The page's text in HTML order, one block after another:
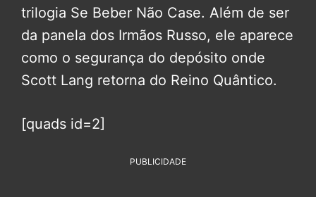
trilogia Se Beber Não Case. Além de ser
da panela dos Irmãos Russo, ele aparece
como o segurança do depósito onde
Scott Lang retorna do Reino Quântico.
[quads id=2]
PUBLICIDADE